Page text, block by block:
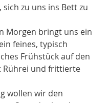
sich zu uns ins Bett zu
Morgen bringt uns ein
feines, typisch
Frühstück auf den
Rührei und frittierte
wollen wir den